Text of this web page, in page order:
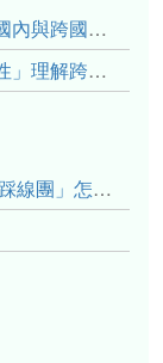
「散播愛心」還是「打工度假」？臺灣國內與跨國捐卵的利他修辭、金錢動機與身體代價
當性別不只是種身分：從「情慾可生活性」理解跨性別者的身體、慾望與認同探索
完美風暴：1623年前往馬尼拉的販客「踩線團」怎麼會困死於澎湖?